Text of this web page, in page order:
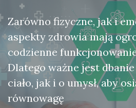
Zarówno fizyczne, jak i
aspekty zdrowia mają
codzienne
Dlatego ważne jest
ciało, jak i o umysł, aby
równowagę